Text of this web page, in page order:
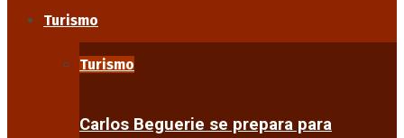
Turismo
Turismo
Carlos Beguerie se prepara para